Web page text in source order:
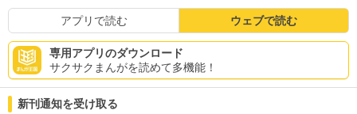
アプリで読む ウェブで読む
専用アプリのダウンロード
サクサクまんがを読めて多機能！
新刊通知を受け取る